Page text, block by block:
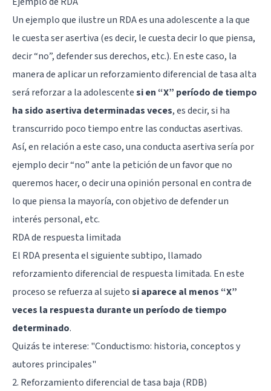
Un ejemplo que ilustre un RDA es una adolescente a la que
le cuesta ser asertiva (es decir, le cuesta decir lo que piensa,
decir “no”, defender sus derechos, etc.). En este caso, la
manera de aplicar un reforzamiento diferencial de tasa alta
será reforzar a la adolescentesi en “X” período de tiempo
ha sido asertiva determinadas veces, es decir, si ha
transcurrido poco tiempo entre las conductas asertivas.
Así, en relación a este caso, una conducta asertiva sería por
ejemplo decir “no” ante la petición de un favor que no
queremos hacer, o decir una opinión personal en contra de
lo que piensa la mayoría, con objetivo de defender un
interés personal, etc.
RDA de respuesta limitada
El RDA presenta el siguiente subtipo, llamado
reforzamiento diferencial de respuesta limitada. En este
proceso se refuerza al sujetosi aparece al menos “X”
veces la respuesta durante un período de tiempo
determinado.
Quizás te interese: "Conductismo: historia, conceptos y
autores principales"
2. Reforzamiento diferencial de tasa baja (RDB)